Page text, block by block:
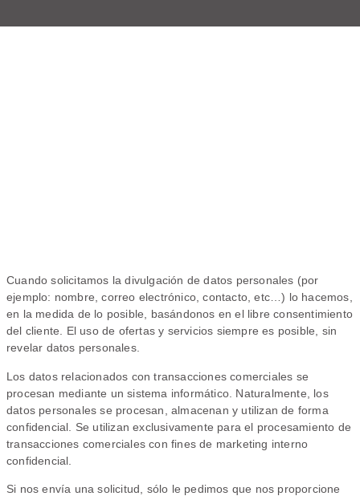
Cuando solicitamos la divulgación de datos personales (por
ejemplo: nombre, correo electrónico, contacto, etc…) lo hacemos,
en la medida de lo posible, basándonos en el libre consentimiento
del cliente. El uso de ofertas y servicios siempre es posible, sin
revelar datos personales.
Los datos relacionados con transacciones comerciales se
procesan mediante un sistema informático. Naturalmente, los
datos personales se procesan, almacenan y utilizan de forma
confidencial. Se utilizan exclusivamente para el procesamiento de
transacciones comerciales con fines de marketing interno
confidencial.
Si nos envía una solicitud, sólo le pedimos que nos proporcione